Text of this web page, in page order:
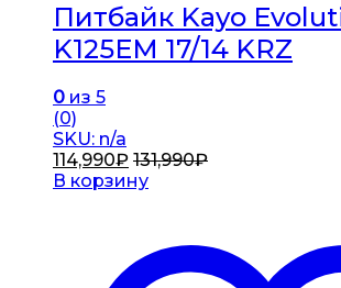
Питбайк Kayo
K125EM 17/14 KRZ
0 из 5
(0)
SKU: n/a
114,990₽ 131,990₽
В корзину